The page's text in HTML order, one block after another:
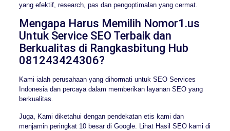
yang efektif, research, pas dan pengoptimalan yang cermat.
Mengapa Harus Memilih Nomor1.us
Untuk Service SEO Terbaik dan
Berkualitas di Rangkasbitung Hub
081243424306?
Kami ialah perusahaan yang dihormati untuk SEO Services
Indonesia dan percaya dalam memberikan layanan SEO yang
berkualitas.
Juga, Kami diketahui dengan pendekatan etis kami dan
menjamin peringkat 10 besar di Google. Lihat Hasil SEO kami di